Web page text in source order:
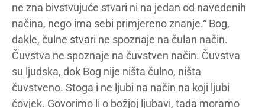
ne zna bivstvujuće stvari ni na jedan od navedenih
načina, nego ima sebi primjereno znanje.“ Bog,
dakle, čulne stvari ne spoznaje na čulan način.
Čuvstva ne spoznaje na čuvstven način. Čuvstva
su ljudska, dok Bog nije ništa čulno, ništa
čuvstveno. Stoga i ne ljubi na način na koji ljubi
čovjek. Govorimo li o božjoj ljubavi, tada moramo